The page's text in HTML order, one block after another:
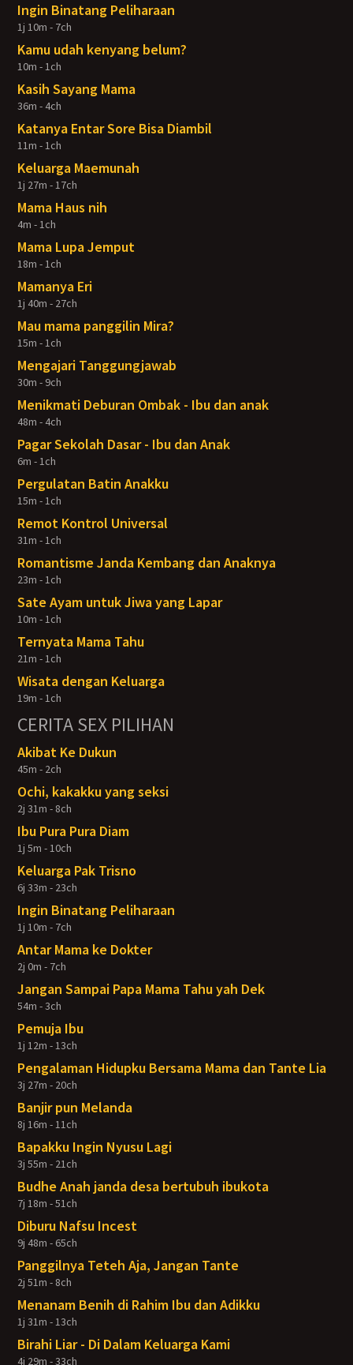
Ingin Binatang Peliharaan
1j 10m - 7ch
Kamu udah kenyang belum?
10m - 1ch
Kasih Sayang Mama
36m - 4ch
Katanya Entar Sore Bisa Diambil
11m - 1ch
Keluarga Maemunah
1j 27m - 17ch
Mama Haus nih
4m - 1ch
Mama Lupa Jemput
18m - 1ch
Mamanya Eri
1j 40m - 27ch
Mau mama panggilin Mira?
15m - 1ch
Mengajari Tanggungjawab
30m - 9ch
Menikmati Deburan Ombak - Ibu dan anak
48m - 4ch
Pagar Sekolah Dasar - Ibu dan Anak
6m - 1ch
Pergulatan Batin Anakku
15m - 1ch
Remot Kontrol Universal
31m - 1ch
Romantisme Janda Kembang dan Anaknya
23m - 1ch
Sate Ayam untuk Jiwa yang Lapar
10m - 1ch
Ternyata Mama Tahu
21m - 1ch
Wisata dengan Keluarga
19m - 1ch
CERITA SEX PILIHAN
Akibat Ke Dukun
45m - 2ch
Ochi, kakakku yang seksi
2j 31m - 8ch
Ibu Pura Pura Diam
1j 5m - 10ch
Keluarga Pak Trisno
6j 33m - 23ch
Ingin Binatang Peliharaan
1j 10m - 7ch
Antar Mama ke Dokter
2j 0m - 7ch
Jangan Sampai Papa Mama Tahu yah Dek
54m - 3ch
Pemuja Ibu
1j 12m - 13ch
Pengalaman Hidupku Bersama Mama dan Tante Lia
3j 27m - 20ch
Banjir pun Melanda
8j 16m - 11ch
Bapakku Ingin Nyusu Lagi
3j 55m - 21ch
Budhe Anah janda desa bertubuh ibukota
7j 18m - 51ch
Diburu Nafsu Incest
9j 48m - 65ch
Panggilnya Teteh Aja, Jangan Tante
2j 51m - 8ch
Menanam Benih di Rahim Ibu dan Adikku
1j 31m - 13ch
Birahi Liar - Di Dalam Keluarga Kami
4j 29m - 33ch